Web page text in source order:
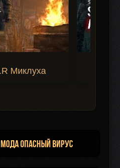
Миклуха
Опасный Вирус